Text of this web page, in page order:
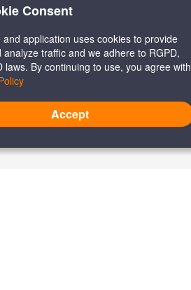
Consent
and application uses cookies to provide
analyze traffic and we adhere to RGPD,
laws. By continuing to use, you agree with
Accept